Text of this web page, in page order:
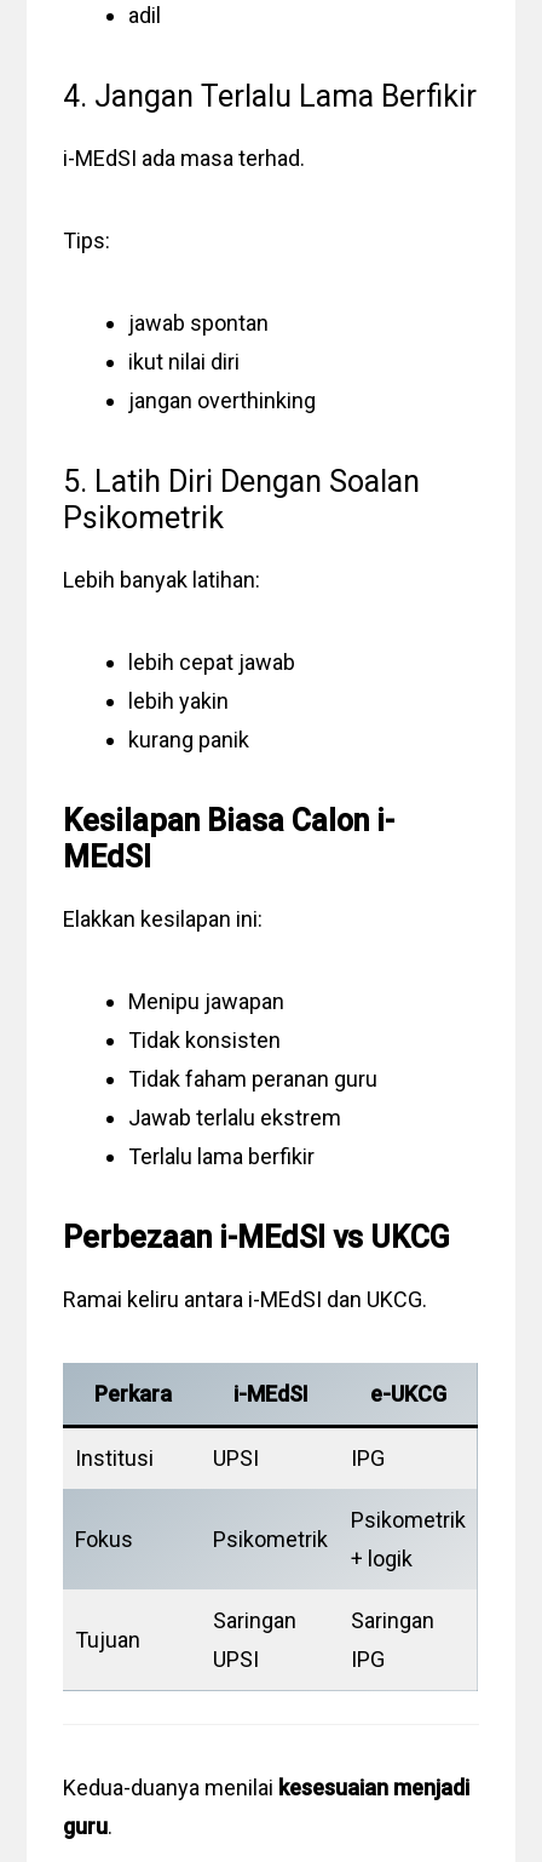
adil
4. Jangan Terlalu Lama Berfikir
i-MEdSI ada masa terhad.
Tips:
jawab spontan
ikut nilai diri
jangan overthinking
5. Latih Diri Dengan Soalan
Psikometrik
Lebih banyak latihan:
lebih cepat jawab
lebih yakin
kurang panik
Kesilapan Biasa Calon i-
MEdSI
Elakkan kesilapan ini:
Menipu jawapan
Tidak konsisten
Tidak faham peranan guru
Jawab terlalu ekstrem
Terlalu lama berfikir
Perbezaan i-MEdSI vs UKCG
Ramai keliru antara i-MEdSI dan UKCG.
Perkara i-MEdSI e-UKCG
Institusi UPSI IPG
Fokus Psikometrik
Psikometrik
+ logik
Tujuan
Saringan
UPSI
Saringan
IPG
Kedua-duanya menilai kesesuaian menjadi
guru.